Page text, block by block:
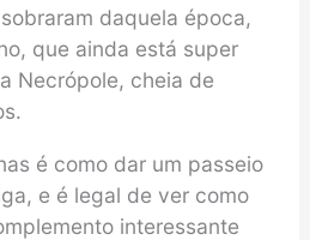
daquela época,
que ainda está super
Necrópole, cheia de
é como dar um passeio
e é legal de ver como
interessante